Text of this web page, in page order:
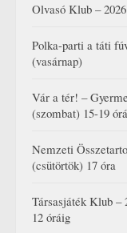
Olvasó Klub –
Polka-parti a táti
(vasárnap)
Vár a tér! –
(szombat) 15-19
Nemzeti
(csütörtök) 17 óra
Társasjáték Klub –
12 óráig